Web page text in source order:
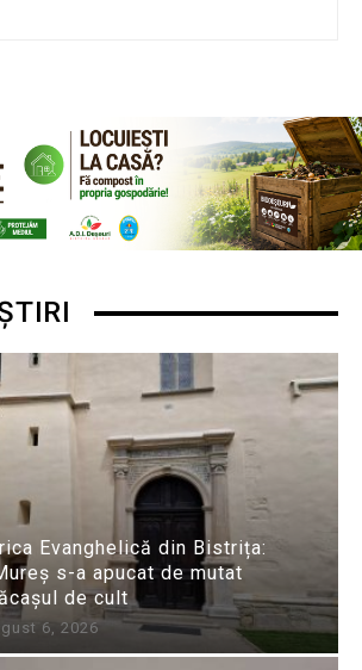
Evanghelică din Bistrița:
s-a apucat de mutat
de cult
6, 2026